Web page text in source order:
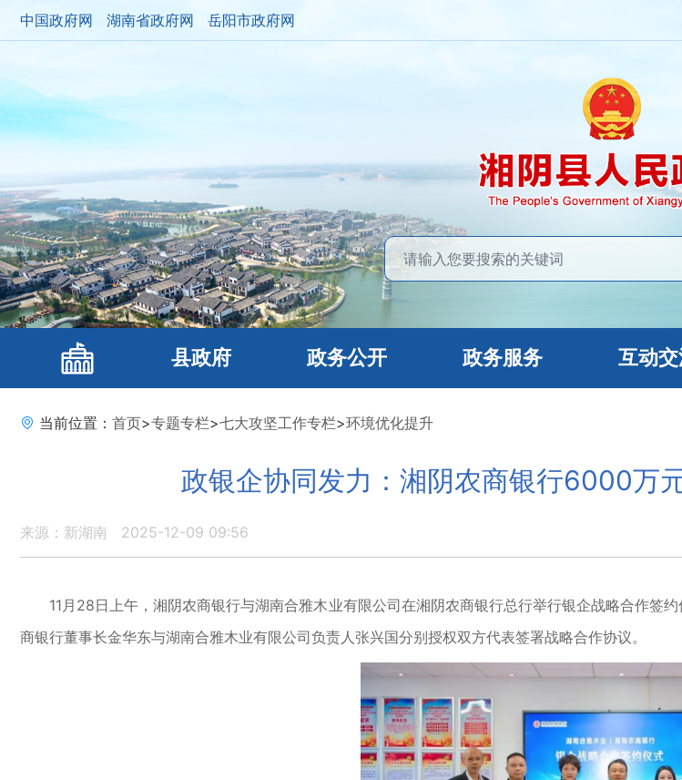
中国政府网 湖南省政府网 岳阳市政府网
县政府 政务公开 政务服务 互动
当前位置： 首页>专题专栏>七大攻坚工作专栏>环境优化提升
政银企协同发力：湘阴农商银行6000万
来源：新湖南 2025-12-09 09:56
11月28日上午，湘阴农商银行与湖南合雅木业有限公司在湘阴农商银行总行举行银企战略合作签
商银行董事长金华东与湖南合雅木业有限公司负责人张兴国分别授权双方代表签署战略合作协议。